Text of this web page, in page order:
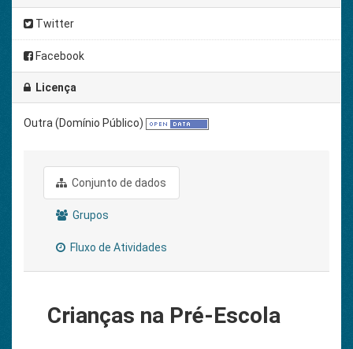
Twitter
Facebook
Licença
Outra (Domínio Público)
Conjunto de dados
Grupos
Fluxo de Atividades
Crianças na Pré-Escola